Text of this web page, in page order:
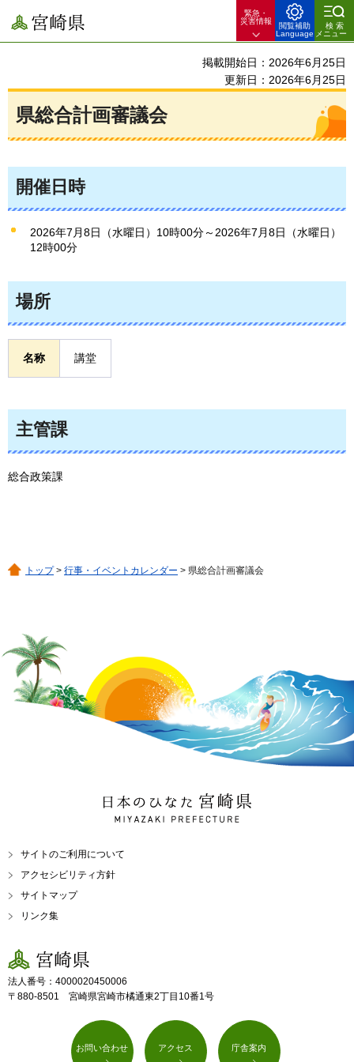
宮崎県
緊急・
災害情報
閲覧補助
Language
検索
メニュー
掲載開始日：2026年6月25日
更新日：2026年6月25日
県総合計画審議会
開催日時
2026年7月8日（水曜日）10時00分～2026年7月8日（水曜日）
12時00分
場所
名称 講堂
主管課
総合政策課
トップ> 行事・イベントカレンダー > 県総合計画審議会
日本のひなた 宮崎県
MIYAZAKI PREFECTURE
サイトのご利用について
アクセシビリティ方針
サイトマップ
リンク集
宮崎県
法人番号：4000020450006
〒880-8501 宮崎県宮崎市橘通東2丁目10番1号
お問い合わせ アクセス 庁舎案内